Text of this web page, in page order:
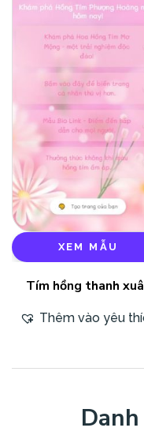
XEM MẪU
Tím hồng thanh
Thêm vào yêu